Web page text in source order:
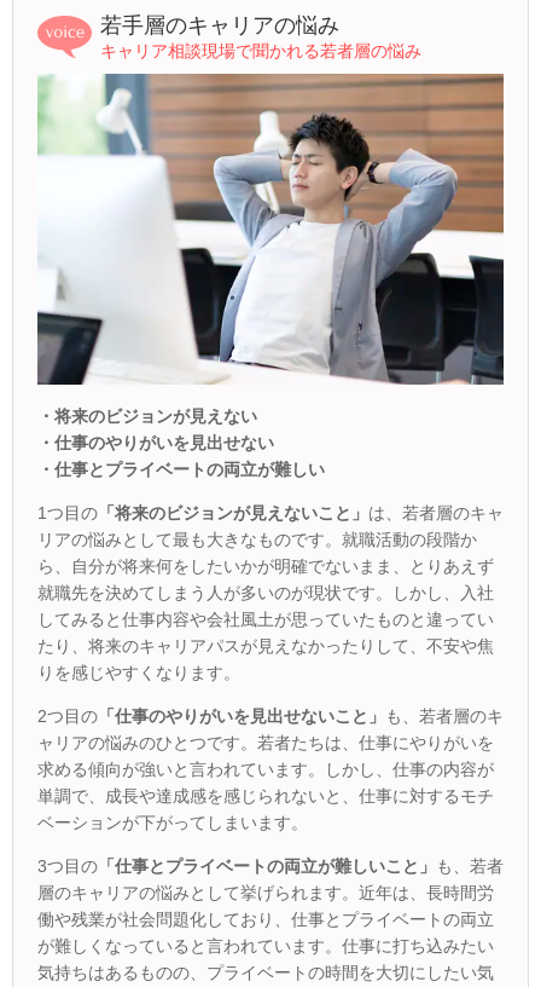
若手層のキャリアの悩み
キャリア相談現場で聞かれる若者層の悩み
・将来のビジョンが見えない
・仕事のやりがいを見出せない
・仕事とプライベートの両立が難しい
1つ目の 「将来のビジョンが見えないこと」 は、若者層のキャ
リアの悩みとして最も大きなものです。就職活動の段階か
ら、自分が将来何をしたいかが明確でないまま、とりあえず
就職先を決めてしまう人が多いのが現状です。しかし、入社
してみると仕事内容や会社風土が思っていたものと違ってい
たり、将来のキャリアパスが見えなかったりして、不安や焦
りを感じやすくなります。
2つ目の 「仕事のやりがいを見出せないこと」 も、若者層のキ
ャリアの悩みのひとつです。若者たちは、仕事にやりがいを
求める傾向が強いと言われています。しかし、仕事の内容が
単調で、成長や達成感を感じられないと、仕事に対するモチ
ベーションが下がってしまいます。
3つ目の 「仕事とプライベートの両立が難しいこと」 も、若者
層のキャリアの悩みとして挙げられます。近年は、長時間労
働や残業が社会問題化しており、仕事とプライベートの両立
が難しくなっていると言われています。仕事に打ち込みたい
気持ちはあるものの、プライベートの時間を大切にしたい気